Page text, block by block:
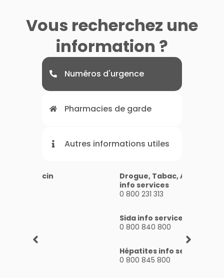
Vous recherchez une
information ?
Numéros d'urgence
Pharmacies de garde
Autres informations utiles
SOS Médecin
Pompiers
Drogue, Tabac, Alcool
info services
0 800 231 313
Sida info services
0 800 840 800
Hépatites info service
0 800 845 800